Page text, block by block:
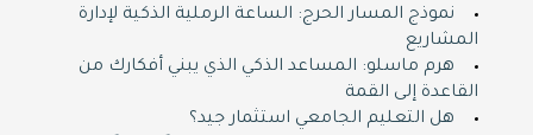
نموذج المسار الحرج: الساعة الرملية الذكية لإدارة
المشاريع
هرم ماسلو: المساعد الذكي الذي يبني أفكارك من
القاعدة إلى القمة
هل التعليم الجامعي استثمار جيد؟